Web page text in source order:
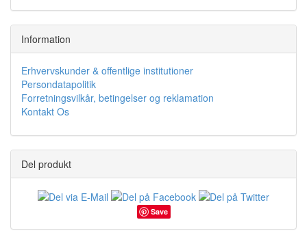
Information
Erhvervskunder & offentlige institutioner
Persondatapolitik
Forretningsvilkår, betingelser og reklamation
Kontakt Os
Del produkt
Save